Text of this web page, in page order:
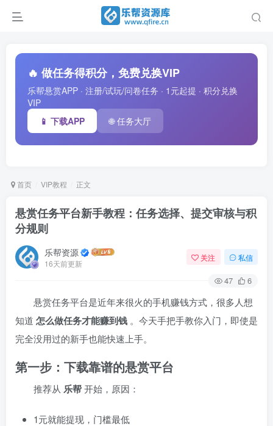
🔥 做任务得积分，免费兑换VIP
乐帮悬赏APP · 注册/试玩/问卷任务 · 1元起提 · 积分兑换
VIP
📱 下载APP
🌐 任务大厅
首页 VIP教程 正文
悬赏任务平台新手教程：任务选择、提交审核与积
分规则
乐帮资源
16天前更新
关注 私信
47 6
悬赏任务平台是近年来很火的手机赚钱方式，很多人想
知道 怎么做任务才能赚到钱 。今天手把手教你入门，即使是
完全没用过的新手也能快速上手。
第一步：下载靠谱的悬赏平台
推荐从 乐帮开始，原因：
1元就能提现，门槛最低